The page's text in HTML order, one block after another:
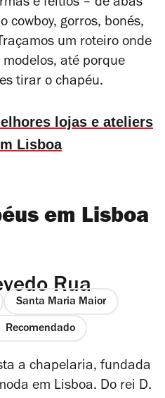
e feitios – de abas
cowboy, gorros, bonés,
um roteiro onde
até porque
tirar o chapéu.
lojas e ateliers
Lisboa
em Lisboa
Rua
Santa Maria Maior
Recomendado
a chapelaria, fundada
em Lisboa. Do rei D.